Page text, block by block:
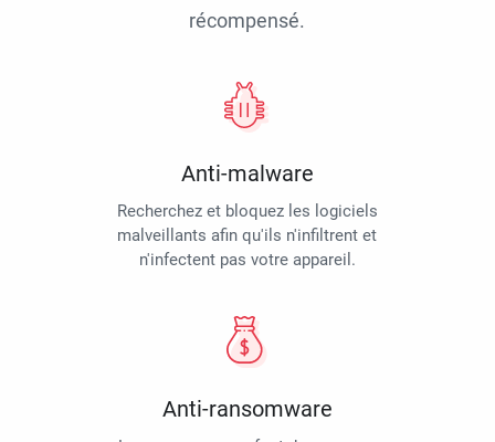
récompensé.
Anti-malware
Recherchez et bloquez les logiciels
malveillants afin qu'ils n'infiltrent et
n'infectent pas votre appareil.
Anti-ransomware